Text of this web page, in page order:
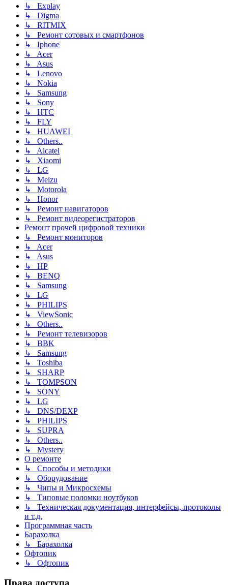
↳ Explay
↳ Digma
↳ RITMIX
↳ Ремонт сотовых и смартфонов
↳ Iphone
↳ Acer
↳ Asus
↳ Lenovo
↳ Nokia
↳ Samsung
↳ Sony
↳ HTC
↳ FLY
↳ HUAWEI
↳ Others..
↳ Alcatel
↳ Xiaomi
↳ LG
↳ Meizu
↳ Motorola
↳ Honor
↳ Ремонт навигаторов
↳ Ремонт видеорегистраторов
Ремонт прочей цифровой техники
↳ Ремонт мониторов
↳ Acer
↳ Asus
↳ HP
↳ BENQ
↳ Samsung
↳ LG
↳ PHILIPS
↳ ViewSonic
↳ Others..
↳ Ремонт телевизоров
↳ BBK
↳ Samsung
↳ Toshiba
↳ SHARP
↳ TOMPSON
↳ SONY
↳ LG
↳ DNS/DEXP
↳ PHILIPS
↳ SUPRA
↳ Others..
↳ Mystery
О ремонте
↳ Способы и методики
↳ Оборудование
↳ Чипы и Микросхемы
↳ Типовые поломки ноутбуков
↳ Техническая документация, интерфейсы, протоколы
и т.д.
Программная часть
Барахолка
↳ Барахолка
Офтопик
↳ Офтопик
Права доступа